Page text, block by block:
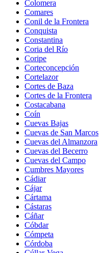
Colomera
Comares
Conil de la Frontera
Conquista
Constantina
Coria del Río
Coripe
Corteconcepción
Cortelazor
Cortes de Baza
Cortes de la Frontera
Costacabana
Coín
Cuevas Bajas
Cuevas de San Marcos
Cuevas del Almanzora
Cuevas del Becerro
Cuevas del Campo
Cumbres Mayores
Cádiar
Cájar
Cártama
Cástaras
Cáñar
Cóbdar
Cómpeta
Córdoba